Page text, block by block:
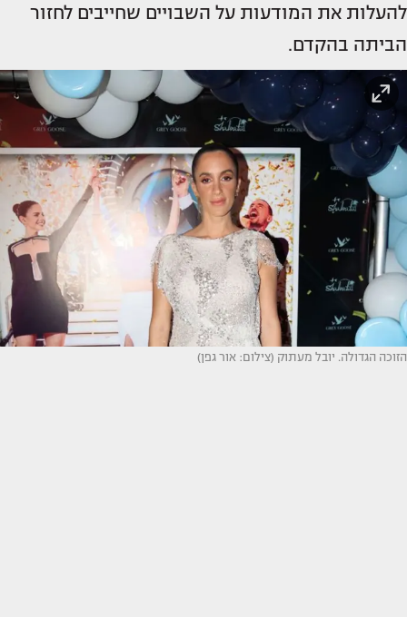
להעלות את המודעות על השבויים שחייבים לחזור
הביתה בהקדם.
הזוכה הגדולה. יובל מעתוק (צילום: אור גפן)